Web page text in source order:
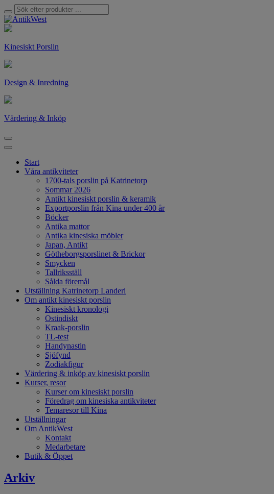
Kinesiskt Porslin
Design & Inredning
Värdering & Inköp
Start
Våra antikviteter
1700-tals porslin på Katrinetorp
Sommar 2026
Antikt kinesiskt porslin & keramik
Exportporslin från Kina under 400 år
Böcker
Antika mattor
Antika kinesiska möbler
Japan, Antikt
Götheborgsporslinet & Brickor
Smycken
Tallriksställ
Sålda föremål
Utställning Katrinetorp Landeri
Om antikt kinesiskt porslin
Kinesiskt kronologi
Ostindiskt
Kraak-porslin
TL-test
Handynastin
Sjöfynd
Zodiakfigur
Värdering & inköp av kinesiskt porslin
Kurser, resor
Kurser om kinesiskt porslin
Föredrag om kinesiska antikviteter
Temaresor till Kina
Utställningar
Om AntikWest
Kontakt
Medarbetare
Butik & Öppet
Arkiv